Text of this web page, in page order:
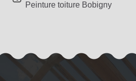
Peinture toiture Bobigny